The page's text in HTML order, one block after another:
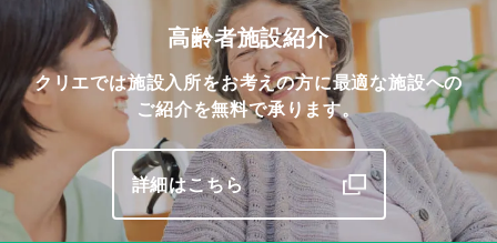
高齢者施設紹介
クリエでは施設入所をお考えの方に最適な施設への
ご紹介を無料で承ります。
詳細はこちら